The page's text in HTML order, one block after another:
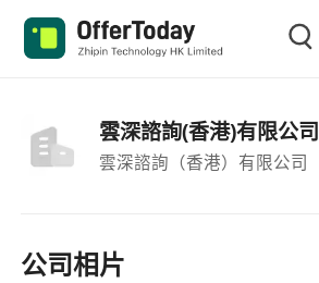
雲深諮詢(香港)有限公司
雲深諮詢（香港）有限公司
公司相片